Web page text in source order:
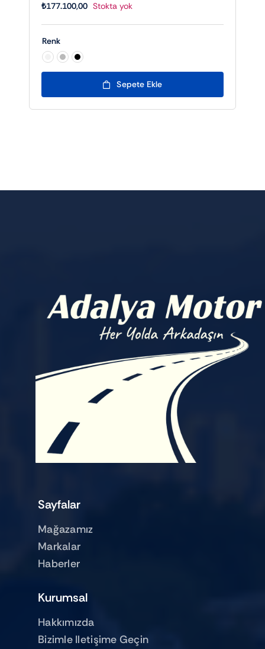
₺177.100,00 Stokta yok
Renk
Sepete Ekle
Sayfalar
Mağazamız
Markalar
Haberler
Kurumsal
Hakkımızda
Bizimle Iletişime Geçin